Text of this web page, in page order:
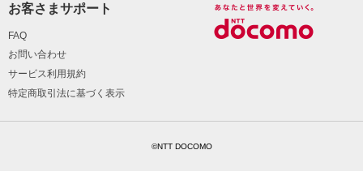
お客さまサポート
FAQ
お問い合わせ
サービス利用規約
特定商取引法に基づく表示
©NTT DOCOMO